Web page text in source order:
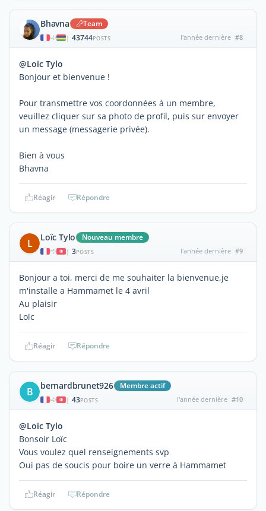
Bhavna Team
| 43744POSTS l'année dernière #8
@Loïc Tylo
Bonjour et bienvenue !
Pour transmettre vos coordonnées à un membre,
veuillez cliquer sur sa photo de profil, puis sur envoyer
un message (messagerie privée).
Bien à vous
Bhavna
Réagir Répondre
L Loïc Tylo Nouveau membre
| 3POSTS l'année dernière #9
Bonjour a toi, merci de me souhaiter la bienvenue,je
m'installe a Hammamet le 4 avril
Au plaisir
Loïc
Réagir Répondre
B bernardbrunet926 Membre actif
| 43POSTS l'année dernière #10
@Loïc Tylo
Bonsoir Loïc
Vous voulez quel renseignements svp
Oui pas de soucis pour boire un verre à Hammamet
Réagir Répondre